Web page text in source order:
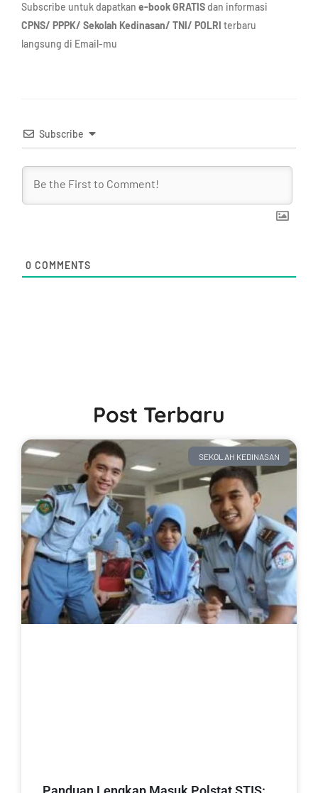
Subscribe untuk dapatkan e-book GRATISdan informasi
CPNS/ PPPK/ Sekolah Kedinasan/ TNI/ POLRI terbaru
langsung di Email-mu
Subscribe
0 COMMENTS
Post Terbaru
SEKOLAH KEDINASAN